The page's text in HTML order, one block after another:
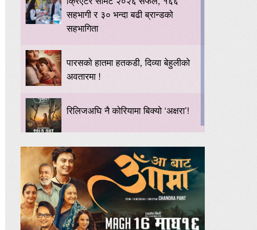
सहभागी र ३० भन्दा बढी ब्रान्डको
सहभागिता
पारसको हातमा हतकडी, दिव्या बेहुलीको
अवतारमा !
रिलिजअघि नै कोरियामा बिक्यो ‘अक्षरा’!